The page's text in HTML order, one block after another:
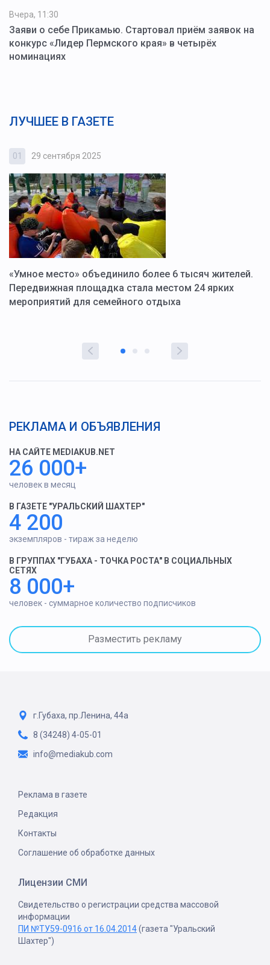
Вчера, 11:30
Заяви о себе Прикамью. Стартовал приём заявок на
конкурс «Лидер Пермского края» в четырёх
номинациях
ЛУЧШЕЕ В ГАЗЕТЕ
01 29 сентября 2025
«Умное место» объединило более 6 тысяч жителей.
Передвижная площадка стала местом 24 ярких
мероприятий для семейного отдыха
РЕКЛАМА И ОБЪЯВЛЕНИЯ
НА САЙТЕ MEDIAKUB.NET
26 000+
человек в месяц
В ГАЗЕТЕ "УРАЛЬСКИЙ ШАХТЕР"
4 200
экземпляров - тираж за неделю
В ГРУППАХ "ГУБАХА - ТОЧКА РОСТА" В СОЦИАЛЬНЫХ
СЕТЯХ
8 000+
человек - суммарное количество подписчиков
Разместить рекламу
г.Губаха, пр.Ленина, 44а
8 (34248) 4-05-01
info@mediakub.com
Реклама в газете
Редакция
Контакты
Соглашение об обработке данных
Лицензии СМИ
Свидетельство о регистрации средства массовой
информации
ПИ №ТУ59-0916 от 16.04.2014(газета "Уральский
Шахтер")